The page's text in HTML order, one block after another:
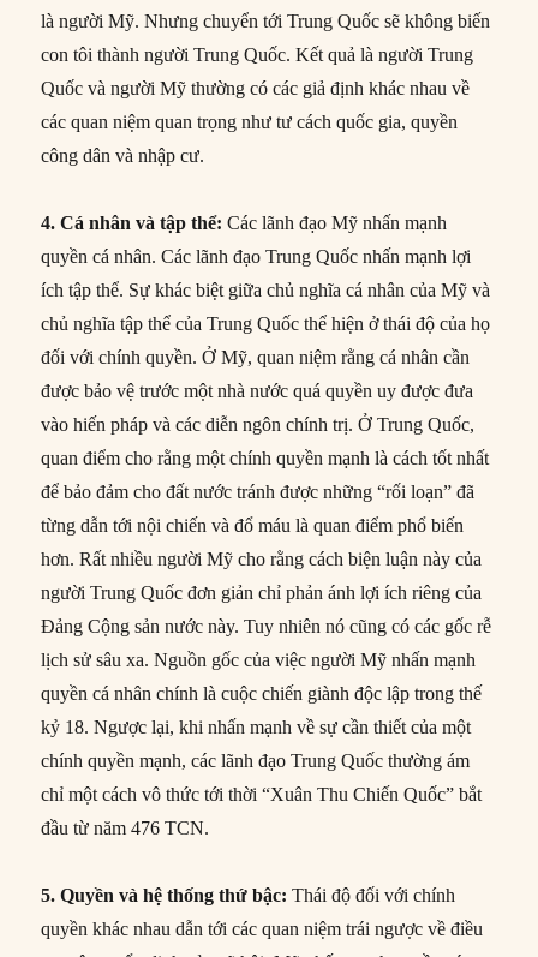
là người Mỹ. Nhưng chuyển tới Trung Quốc sẽ không biến
con tôi thành người Trung Quốc. Kết quả là người Trung
Quốc và người Mỹ thường có các giả định khác nhau về
các quan niệm quan trọng như tư cách quốc gia, quyền
công dân và nhập cư.
4. Cá nhân và tập thể:Các lãnh đạo Mỹ nhấn mạnh
quyền cá nhân. Các lãnh đạo Trung Quốc nhấn mạnh lợi
ích tập thể. Sự khác biệt giữa chủ nghĩa cá nhân của Mỹ và
chủ nghĩa tập thể của Trung Quốc thể hiện ở thái độ của họ
đối với chính quyền. Ở Mỹ, quan niệm rằng cá nhân cần
được bảo vệ trước một nhà nước quá quyền uy được đưa
vào hiến pháp và các diễn ngôn chính trị. Ở Trung Quốc,
quan điểm cho rằng một chính quyền mạnh là cách tốt nhất
để bảo đảm cho đất nước tránh được những “rối loạn” đã
từng dẫn tới nội chiến và đổ máu là quan điểm phổ biến
hơn. Rất nhiều người Mỹ cho rằng cách biện luận này của
người Trung Quốc đơn giản chỉ phản ánh lợi ích riêng của
Đảng Cộng sản nước này. Tuy nhiên nó cũng có các gốc rễ
lịch sử sâu xa. Nguồn gốc của việc người Mỹ nhấn mạnh
quyền cá nhân chính là cuộc chiến giành độc lập trong thế
kỷ 18. Ngược lại, khi nhấn mạnh về sự cần thiết của một
chính quyền mạnh, các lãnh đạo Trung Quốc thường ám
chỉ một cách vô thức tới thời “Xuân Thu Chiến Quốc” bắt
đầu từ năm 476 TCN.
5. Quyền và hệ thống thứ bậc: Thái độ đối với chính
quyền khác nhau dẫn tới các quan niệm trái ngược về điều